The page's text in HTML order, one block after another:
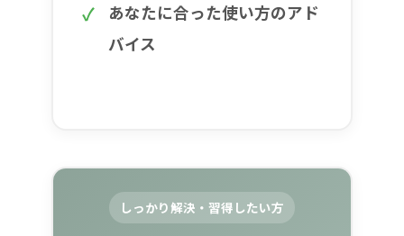
あなたに合った使い方のアド
バイス
しっかり解決・習得したい方